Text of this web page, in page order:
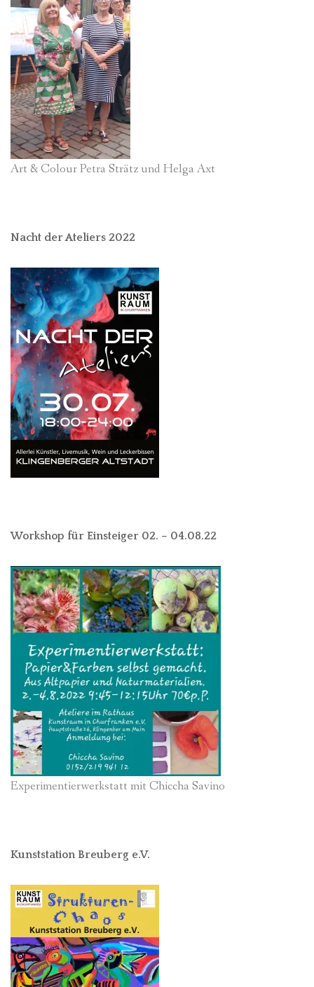
Art & Colour Petra Strätz und Helga Axt
Nacht der Ateliers 2022
Workshop für Einsteiger 02. – 04.08.22
Experimentierwerkstatt mit Chiccha Savino
Kunststation Breuberg e.V.